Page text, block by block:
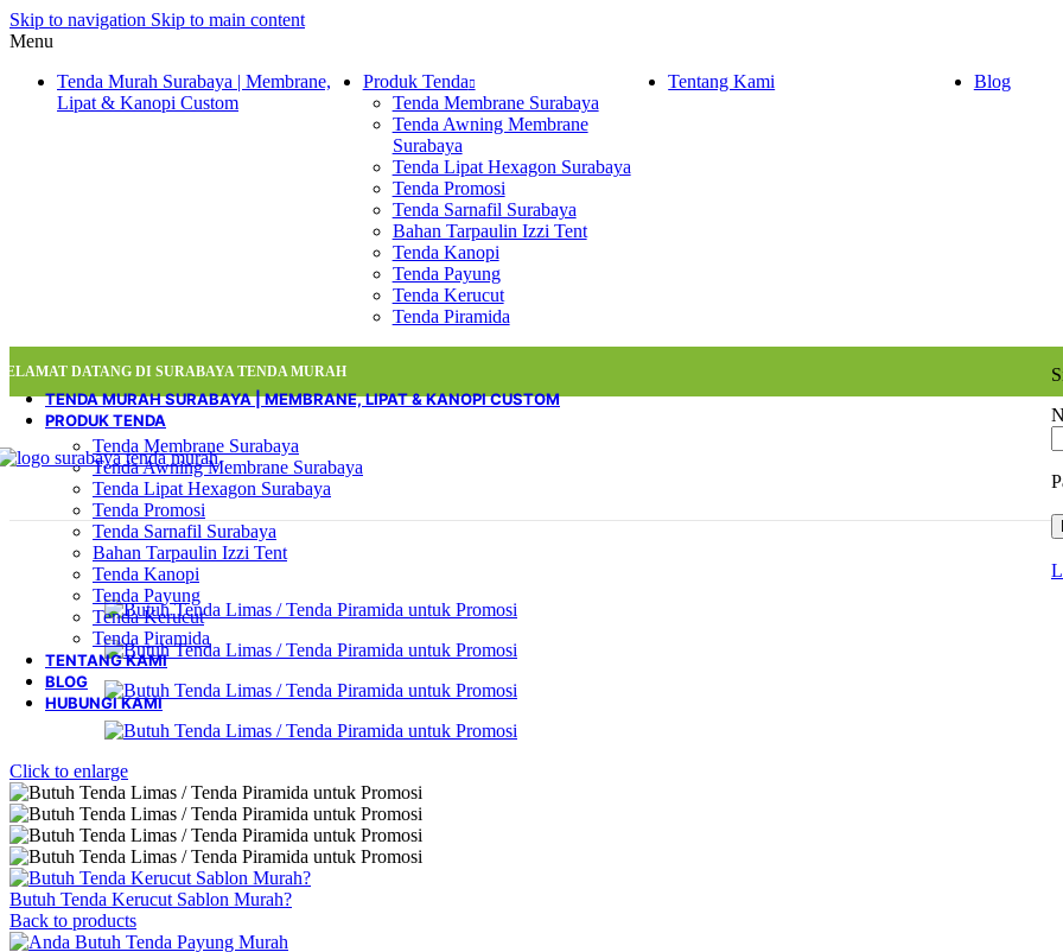
Skip to navigation Skip to main content
Menu
Tenda Murah Surabaya | Membrane,
Lipat & Kanopi Custom
Produk Tenda
Tenda Membrane Surabaya
Tenda Awning Membrane
Surabaya
Tenda Lipat Hexagon Surabaya
Tenda Promosi
Tenda Sarnafil Surabaya
Bahan Tarpaulin Izzi Tent
Tenda Kanopi
Tenda Payung
Tenda Kerucut
Tenda Piramida
Tentang Kami Blog
DATANG DI SURABAYA TENDA MURAH
TENDA MURAH SURABAYA | MEMBRANE, LIPAT & KANOPI CUSTOM
PRODUK TENDA
Tenda Membrane Surabaya
Tenda Awning Membrane Surabaya
Tenda Lipat Hexagon Surabaya
Tenda Promosi
Tenda Sarnafil Surabaya
Bahan Tarpaulin Izzi Tent
Tenda Kanopi
Tenda Payung
Tenda Kerucut
Tenda Piramida
TENTANG KAMI
BLOG
HUBUNGI KAMI
Click to enlarge
Butuh Tenda Kerucut Sablon Murah?
Back to products